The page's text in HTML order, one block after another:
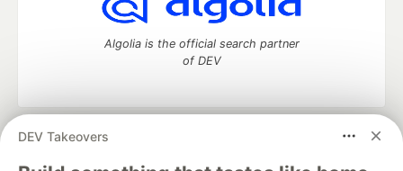
DEV Takeovers
Algolia is the official search partner
of DEV
DEV Community
— A space to discuss and keep up software
development and manage your software career